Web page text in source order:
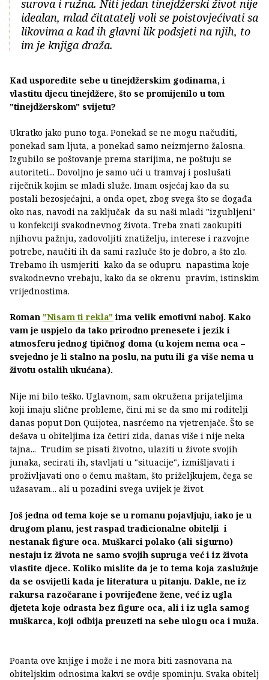
surova i ružna. Niti jedan tinejdžerski život nije
idealan, mlad čitatatelj voli se poistovjećivati sa
likovima a kad ih glavni lik podsjeti na njih, to
im je knjiga draža.
Kad usporedite sebe u tinejdžerskim godinama, i
vlastitu djecu tinejdžere, što se promijenilo u tom
"tinejdžerskom" svijetu?
Ukratko jako puno toga. Ponekad se ne mogu načuditi,
ponekad sam ljuta, a ponekad samo neizmjerno žalosna.
Izgubilo se poštovanje prema starijima, ne poštuju se
autoriteti... Dovoljno je samo ući u tramvaj i poslušati
riječnik kojim se mladi služe. Imam osjećaj kao da su
postali bezosjećajni, a onda opet, zbog svega što se događa
oko nas, navodi na zaključak da su naši mladi "izgubljeni"
u konfekciji svakodnevnog života. Treba znati zaokupiti
njihovu pažnju, zadovoljiti znatiželju, interese i razvojne
potrebe, naučiti ih da sami razluče što je dobro, a što zlo.
Trebamo ih usmjeriti kako da se odupru napastima koje
svakodnevno vrebaju, kako da se okrenu pravim, istinskim
vrijednostima.
Roman "Nisam ti rekla"ima velik emotivni naboj. Kako
vam je uspjelo da tako prirodno prenesete i jezik i
atmosferu jednog tipičnog doma (u kojem nema oca –
svejedno je li stalno na poslu, na putu ili ga više nema u
životu ostalih ukućana).
Nije mi bilo teško. Uglavnom, sam okružena prijateljima
koji imaju slične probleme, čini mi se da smo mi roditelji
danas poput Don Quijotea, nasrćemo na vjetrenjače. Što se
dešava u obiteljima iza četiri zida, danas više i nije neka
tajna... Trudim se pisati životno, ulaziti u živote svojih
junaka, secirati ih, stavljati u "situacije", izmišljavati i
proživljavati ono o čemu maštam, što priželjkujem, čega se
užasavam... ali u pozadini svega uvijek je život.
Još jedna od tema koje se u romanu pojavljuju, iako je u
drugom planu, jest raspad tradicionalne obitelji i
nestanak figure oca. Muškarci polako (ali sigurno)
nestaju iz života ne samo svojih supruga već i iz života
vlastite djece. Koliko mislite da je to tema koja zaslužuje
da se osvijetli kada je literatura u pitanju. Dakle, ne iz
rakursa razočarane i povrijeđene žene, već iz ugla
djeteta koje odrasta bez figure oca, ali i iz ugla samog
muškarca, koji odbija preuzeti na sebe ulogu oca i muža.
Poanta ove knjige i može i ne mora biti zasnovana na
obiteljskim odnosima kakvi se ovdje spominju. Svaka obitelj